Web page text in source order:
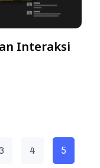
Interaksi
4 5